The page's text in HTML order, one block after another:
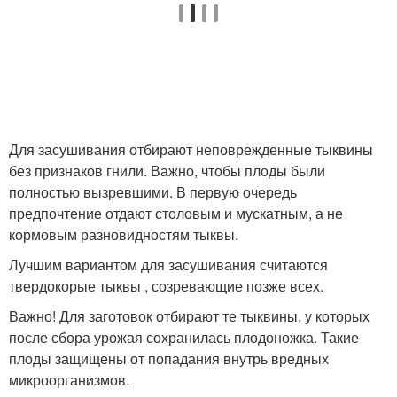
Для засушивания отбирают неповрежденные тыквины
без признаков гнили. Важно, чтобы плоды были
полностью вызревшими. В первую очередь
предпочтение отдают столовым и мускатным, а не
кормовым разновидностям тыквы.
Лучшим вариантом для засушивания считаются
твердокорые тыквы , созревающие позже всех.
Важно! Для заготовок отбирают те тыквины, у которых
после сбора урожая сохранилась плодоножка. Такие
плоды защищены от попадания внутрь вредных
микроорганизмов.